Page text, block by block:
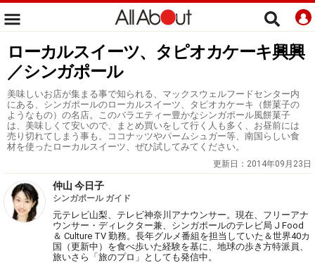
ローカルスイーツ、タピオカケーキ興興
／シンガポール
美味しいお店が集まる事で知られる、マックスウェルフードセンター内
にある、シンガポールのローカルスイーツ、タピオカケーキ（餅菓子の
ようなもの）の名店。このバラエティー豊かなシンガポール風餅菓子
は、美味しくて安いので、まとめ買いをして行く人も多く、お昼前には
売り切れてしまう事も。ココナッツやパームシュガー等、南国らしい食
材を使ったローカルスイーツ、ぜひ試してみてください。
更新日： 2014年09月23日
仲山 今日子
シンガポール ガイド
元テレビ山梨、テレビ神奈川アナウンサー。現在、フリーアナ
ウンサー・ディレクター兼、シンガポールのテレビ局 J Food
＆ Culture TV 勤務。長年グルメ番組を担当していた＆世界40カ
国（更新中）を食べ歩いた経験を基に、地球の歩き方特派員、
旅いさら「旅のプロ」としても発信中。